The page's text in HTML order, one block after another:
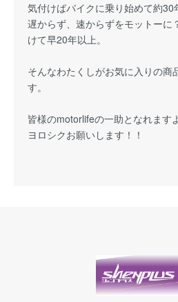
気付けばバイクに乗り始めて約30
遅からず、速からずをモットーに
けて早20年以上。
そんなわたくしがお気に入りの商
す。
皆様のmotorlifeの一助となれます
ヨロシクお願いします！！